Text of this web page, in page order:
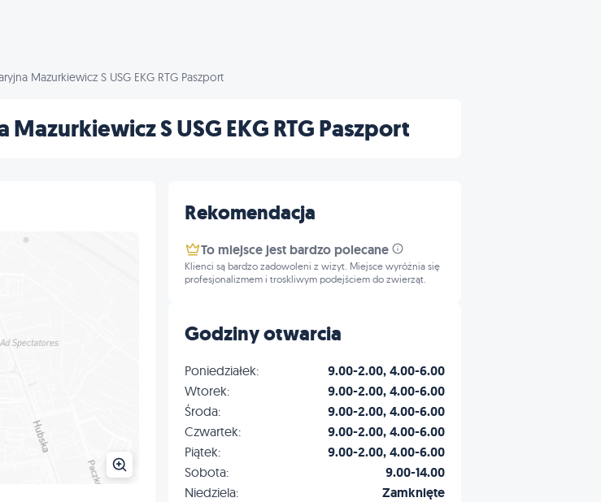
Mazurkiewicz S USG EKG RTG Paszport
S USG EKG RTG Paszport
Rekomendacja
To miejsce jest bardzo polecane
Klienci są bardzo zadowoleni z wizyt. Miejsce wyróżnia się
profesjonalizmem i troskliwym podejściem do zwierząt.
Godziny otwarcia
Poniedziałek: 9.00-2.00, 4.00-6.00
Wtorek: 9.00-2.00, 4.00-6.00
Środa: 9.00-2.00, 4.00-6.00
Czwartek: 9.00-2.00, 4.00-6.00
Piątek: 9.00-2.00, 4.00-6.00
Sobota: 9.00-14.00
Niedziela: Zamknięte